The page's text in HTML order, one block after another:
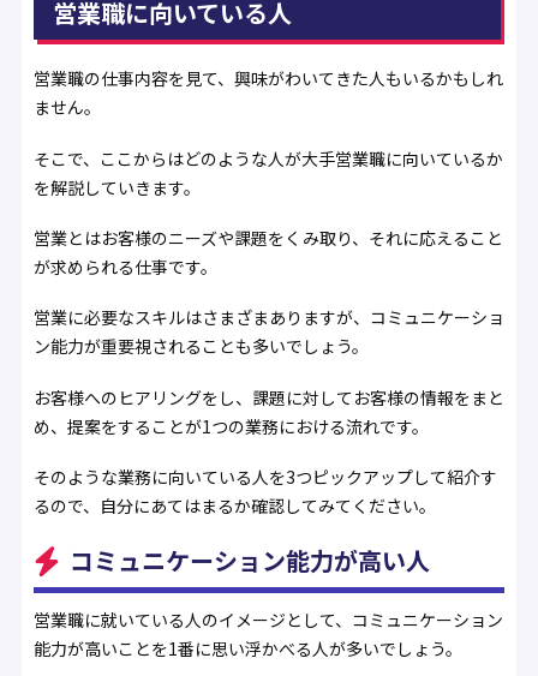
営業職に向いている人
営業職の仕事内容を見て、興味がわいてきた人もいるかもしれ
ません。
そこで、ここからはどのような人が大手営業職に向いているか
を解説していきます。
営業とはお客様のニーズや課題をくみ取り、それに応えること
が求められる仕事です。
営業に必要なスキルはさまざまありますが、コミュニケーショ
ン能力が重要視されることも多いでしょう。
お客様へのヒアリングをし、課題に対してお客様の情報をまと
め、提案をすることが1つの業務における流れです。
そのような業務に向いている人を3つピックアップして紹介す
るので、自分にあてはまるか確認してみてください。
コミュニケーション能力が高い人
営業職に就いている人のイメージとして、コミュニケーション
能力が高いことを1番に思い浮かべる人が多いでしょう。